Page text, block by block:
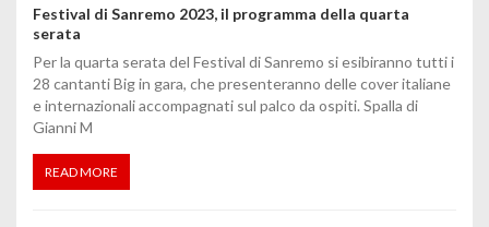
n
e
a
r
Festival di Sanremo 2023, il programma della quarta
serata
Per la quarta serata del Festival di Sanremo si esibiranno tutti i
28 cantanti Big in gara, che presenteranno delle cover italiane
e internazionali accompagnati sul palco da ospiti. Spalla di
Gianni M
READ MORE